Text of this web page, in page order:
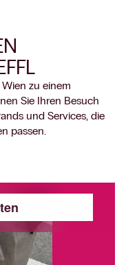
zu einem
Sie Ihren Besuch
und Services, die
passen.